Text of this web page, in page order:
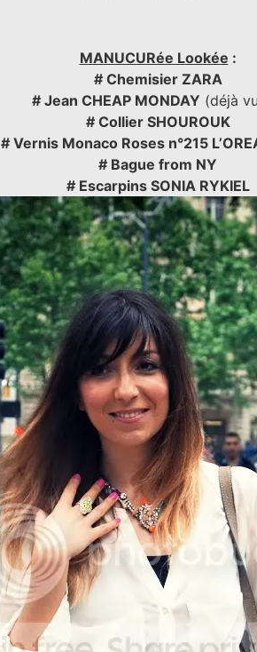
MANUCURée Lookée :
# Chemisier ZARA
# Jean CHEAP MONDAY (déjà vu
# Collier SHOUROUK
# Vernis Monaco Roses n°215
# Bague from NY
# Escarpins SONIA RYKIEL